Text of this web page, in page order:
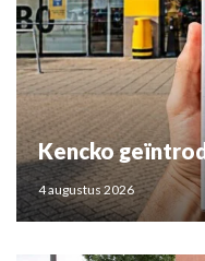
Kencko
4 augustus 2026